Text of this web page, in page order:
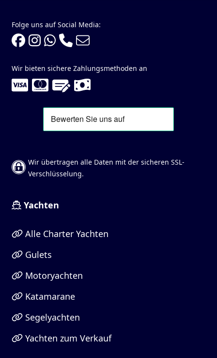
Folge uns auf Social Media:
Wir bieten sichere Zahlungsmethoden an
Wir übertragen alle Daten mit der sicheren SSL-
Verschlüsselung.
Yachten
Alle Charter Yachten
Gulets
Motoryachten
Katamarane
Segelyachten
Yachten zum Verkauf